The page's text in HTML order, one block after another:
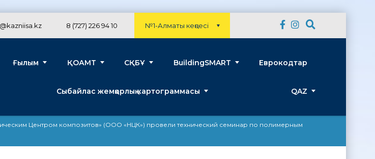
№1-Алматы кеңсесі
8 (727) 226 94 10
Ғылым ҚОАМТ СҚБҰ BuildingSMART Еврокодтар
Сыбайлас жемқорлық картограммасы QAZ
Центром композитов» (ООО «НЦК») провели технический семинар по полимерным